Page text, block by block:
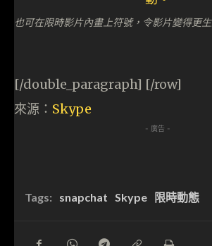
也可在限時影片內畫上符號，令影片變得更
[/double_paragraph] [/row]
來源： Skype
- 廣告 -
Tags: snapchat Skype 限時動態